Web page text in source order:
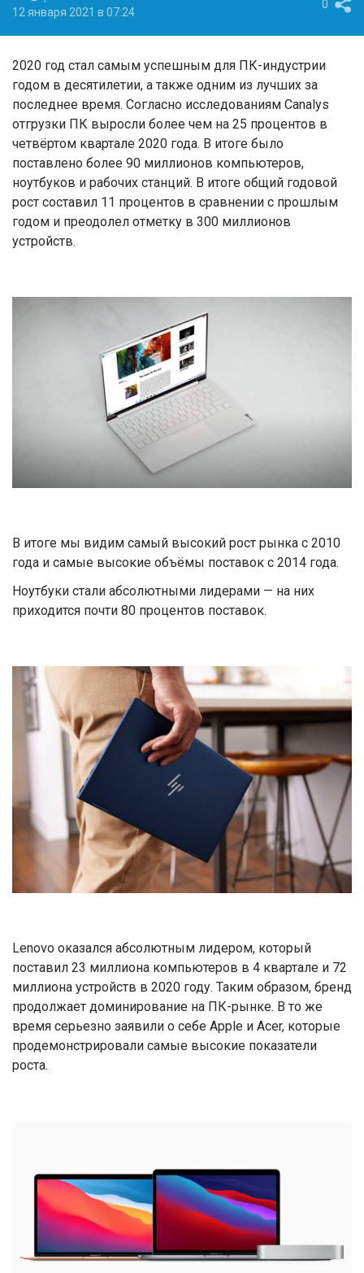
12 января 2021 в 07:24
0
2020 год стал самым успешным для ПК-индустрии
годом в десятилетии, а также одним из лучших за
последнее время. Согласно исследованиям Canalys
отгрузки ПК выросли более чем на 25 процентов в
четвёртом квартале 2020 года. В итоге было
поставлено более 90 миллионов компьютеров,
ноутбуков и рабочих станций. В итоге общий годовой
рост составил 11 процентов в сравнении с прошлым
годом и преодолел отметку в 300 миллионов
устройств.
В итоге мы видим самый высокий рост рынка с 2010
года и самые высокие объёмы поставок с 2014 года.
Ноутбуки стали абсолютными лидерами — на них
приходится почти 80 процентов поставок.
Lenovo оказался абсолютным лидером, который
поставил 23 миллиона компьютеров в 4 квартале и 72
миллиона устройств в 2020 году. Таким образом, бренд
продолжает доминирование на ПК-рынке. В то же
время серьезно заявили о себе Apple и Acer, которые
продемонстрировали самые высокие показатели
роста.